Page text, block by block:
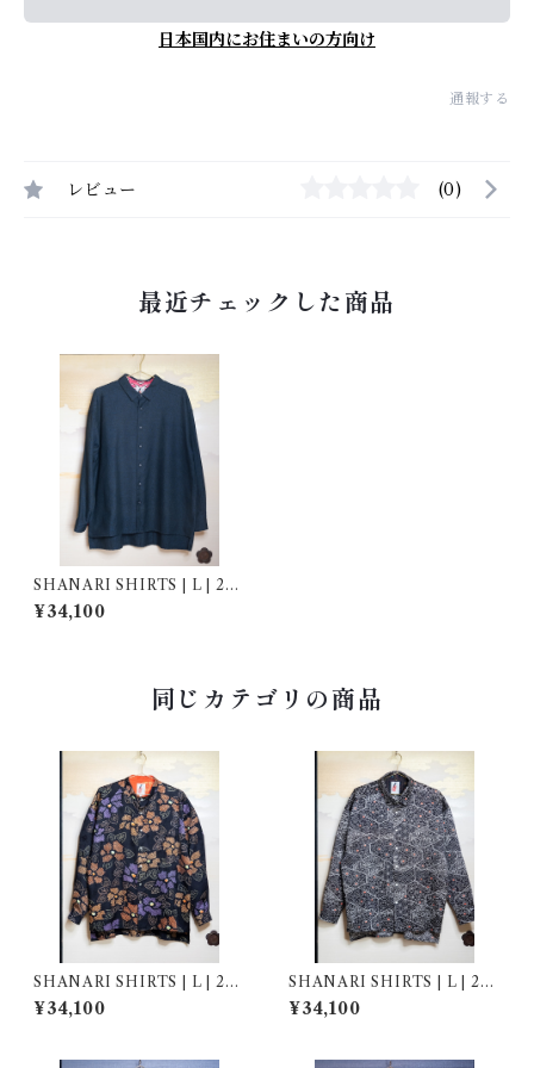
日本国内にお住まいの方向け
通報する
レビュー (0)
最近チェックした商品
SHANARI SHIRTS | L | 252
031
¥34,100
同じカテゴリの商品
SHANARI SHIRTS | L | 262
044
¥34,100
SHANARI SHIRTS | L | 262
043
¥34,100